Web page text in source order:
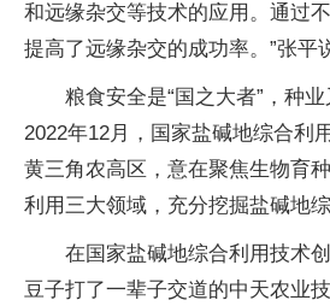
和远缘杂交等技术的应用。通过
提高了远缘杂交的成功率。”张平
粮食安全是“国之大者”，种业
2022年12月，国家盐碱地综合利
黄三角农高区，意在聚焦生物育
利用三大领域，充分挖掘盐碱地综
在国家盐碱地综合利用技术
豆子打了一辈子交道的中天农业